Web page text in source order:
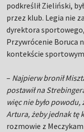
podkreślił Zieliński,
przez klub. Legia nie
dyrektora
Przywrócenie Boruca
kontekście
– Najpierw bronił
postawił na
więc nie było
Artura, żeby jednak tę
rozmowie z